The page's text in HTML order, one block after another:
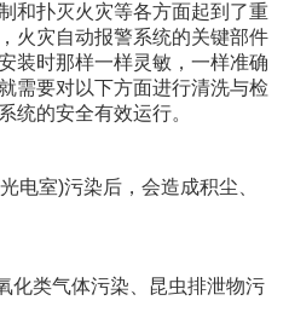
和扑灭火灾等各方面起到了重
火灾自动报警系统的关键部件
时那样一样灵敏，一样准确
需要对以下方面进行清洗与检
统的安全有效运行。
室)污染后，会造成积尘、
类气体污染、昆虫排泄物污